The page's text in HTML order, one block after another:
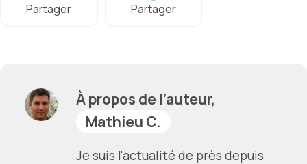
Partager Partager
À propos de l’auteur,
Mathieu C.
Je suis l'actualité de près depuis